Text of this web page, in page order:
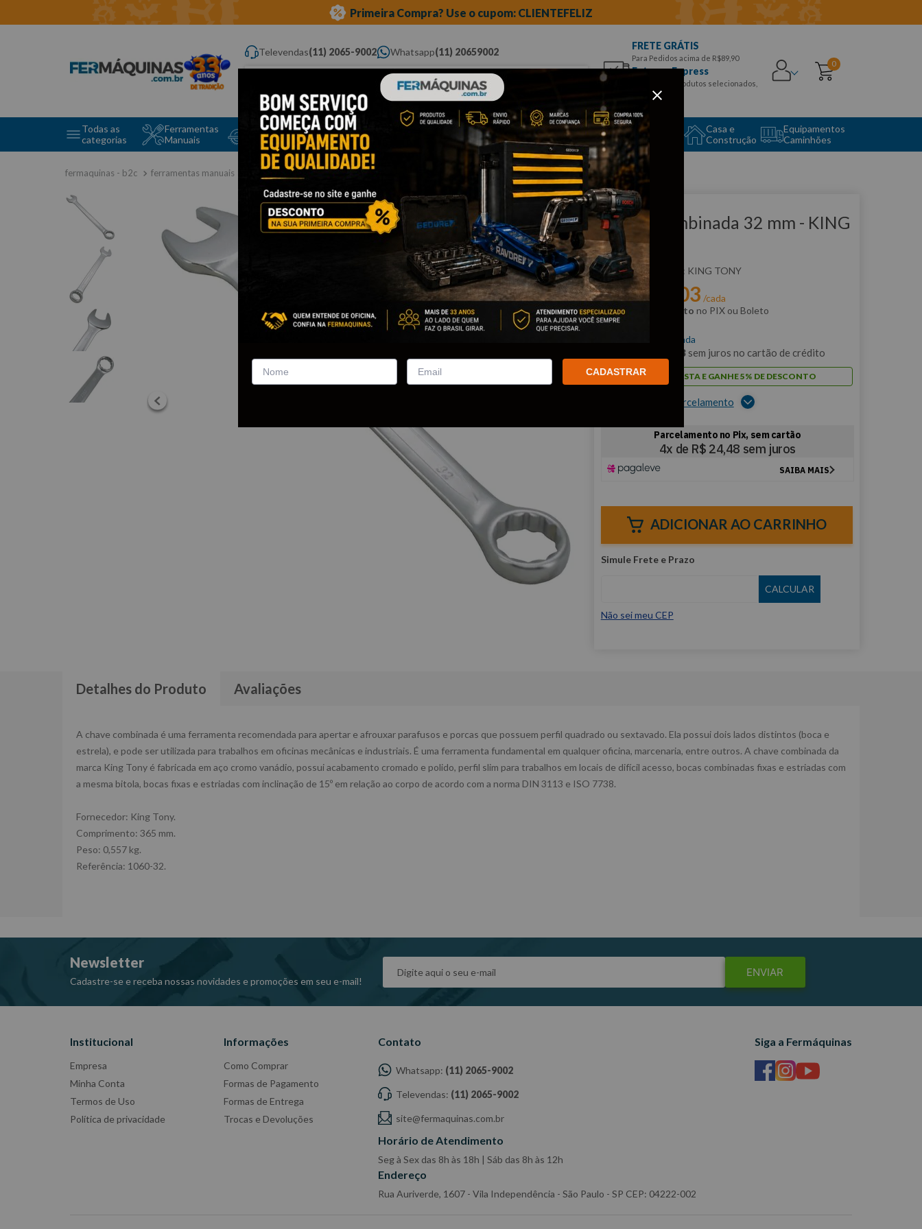
Primeira Compra? Use o cupom: CLIENTEFELIZ
Televendas(11) 2065-9002 Whatsapp(11) 20659002
Digite aqui o que você procura...
FRETE GRÁTIS
Para Pedidos acima de R$89,90
Entrega Express
para CEPS e produtos selecionados,
Aproveite!
0
Todas as
categorias
Ferramentas
Manuais
Ferramentas Elétricas
e Máquinas
Ferramentas
Ferramentas
Automotivas Especiais
Equipamento
Auto Center
Casa e
Construção
Equipamentos
Caminhões
ferramentas manuais chave combinada
Clique e veja!
Chave Combinada 32 mm - KING
TONY
:106032 KING TONY
Por:R$ 03 /cada
com5% de desconto no PIX ou Boleto
/cada
88sem juros no cartão de crédito
PAGUE À VISTA E GANHE 5% DE DESCONTO
Ver opções de parcelamento
ADICIONAR AO CARRINHO
Não sei meu CEP
Detalhes do Produto Avaliações
A chave combinada é uma ferramenta recomendada para apertar e afrouxar parafusos e porcas que possuem perfil quadrado ou sextavado. Ela possui dois lados distintos (boca e
estrela), e pode ser utilizada para trabalhos em oficinas mecânicas e industriais. É uma ferramenta fundamental em qualquer oficina, marcenaria, entre outros. A chave combinada da
marca King Tony é fabricada em aço cromo vanádio, possui acabamento cromado e polido, perfil slim para trabalhos em locais de difícil acesso, bocas combinadas fixas e estriadas com
a mesma bitola, bocas fixas e estriadas com inclinação de 15º em relação ao corpo de acordo com a norma DIN 3113 e ISO 7738.
Fornecedor: King Tony.
Comprimento: 365 mm.
Peso: 0,557 kg.
Referência: 1060-32.
Newsletter
Cadastre-se e receba nossas novidades e promoções em seu e-mail!
ENVIAR
Institucional
Empresa
Minha Conta
Termos de Uso
Política de privacidade
Informações
Como Comprar
Formas de Pagamento
Formas de Entrega
Trocas e Devoluções
Contato
Whatsapp: (11) 2065-9002
Televendas: (11) 2065-9002
site@fermaquinas.com.br
Horário de Atendimento
Seg à Sex das 8h às 18h | Sáb das 8h às 12h
Endereço
Rua Auriverde, 1607 - Vila Independência - São Paulo - SP CEP: 04222-002
Siga a Fermáquinas
CADASTRAR